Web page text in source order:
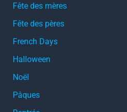
Fête des mères
Fête des pères
French Days
Halloween
Noël
Pâques